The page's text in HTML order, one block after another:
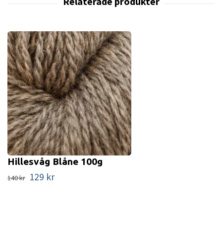
Hillesvåg Blåne 100g
140 kr 129 kr